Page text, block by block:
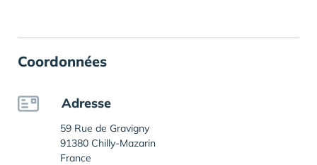
Coordonnées
Adresse
59 Rue de Gravigny
91380 Chilly-Mazarin
France